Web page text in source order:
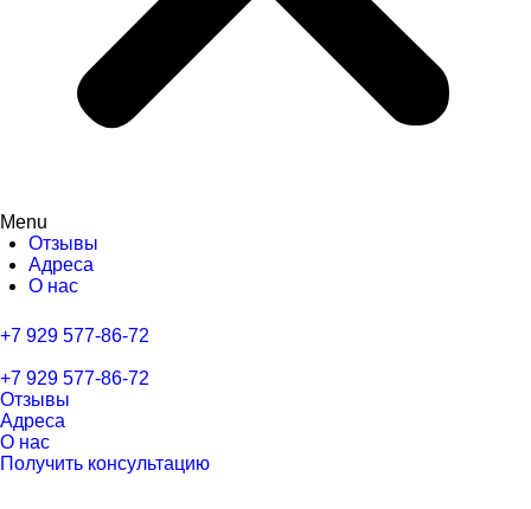
Menu
Отзывы
Адреса
О нас
+7 929 577-86-72
+7 929 577-86-72
Отзывы
Адреса
О нас
Получить консультацию